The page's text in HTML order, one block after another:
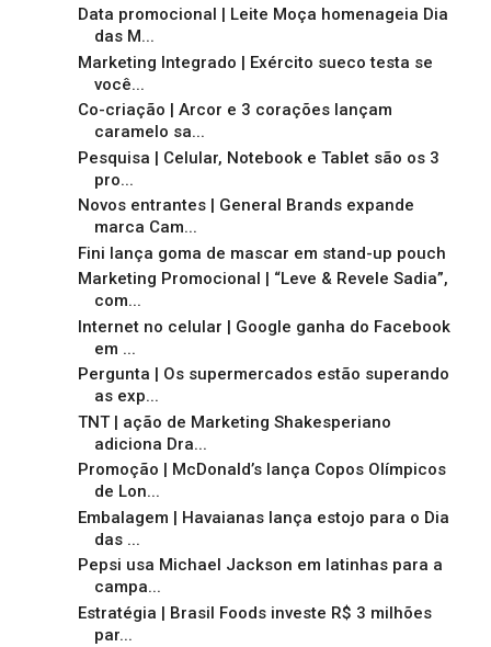
Data promocional | Leite Moça homenageia Dia
das M...
Marketing Integrado | Exército sueco testa se
você...
Co-criação | Arcor e 3 corações lançam
caramelo sa...
Pesquisa | Celular, Notebook e Tablet são os 3
pro...
Novos entrantes | General Brands expande
marca Cam...
Fini lança goma de mascar em stand-up pouch
Marketing Promocional | “Leve & Revele Sadia”,
com...
Internet no celular | Google ganha do Facebook
em ...
Pergunta | Os supermercados estão superando
as exp...
TNT | ação de Marketing Shakesperiano
adiciona Dra...
Promoção | McDonald’s lança Copos Olímpicos
de Lon...
Embalagem | Havaianas lança estojo para o Dia
das ...
Pepsi usa Michael Jackson em latinhas para a
campa...
Estratégia | Brasil Foods investe R$ 3 milhões
par...